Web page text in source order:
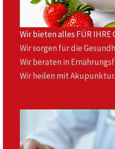
Wir bieten alles FÜR IHRE
Wir sorgen für die
Wir beraten in
Wir heilen mit Akupunktur.